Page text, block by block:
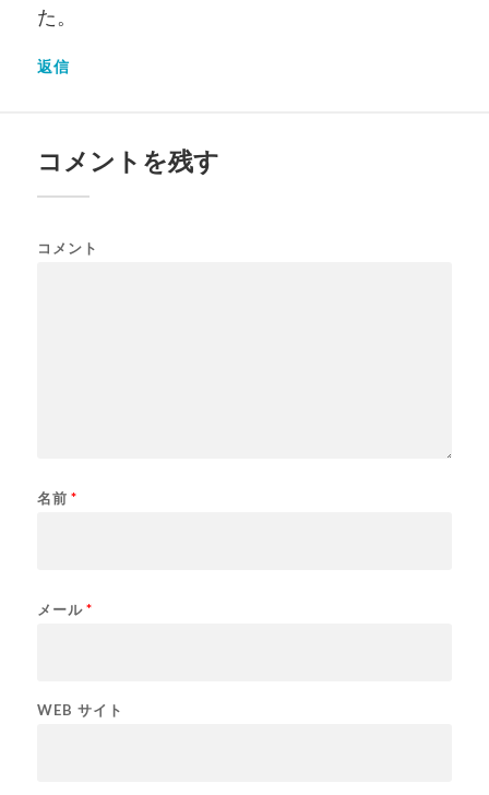
た。
返信
コメントを残す
コメント
名前 *
メール *
WEB サイト